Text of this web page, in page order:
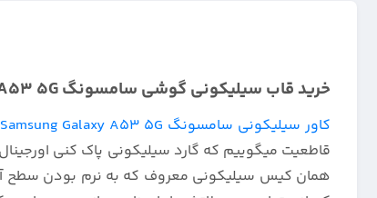
خرید قاب سیلیکونی گوشی سامسونگ Galaxy A53 5G زیر بسته تک رنگ :
کاور سیلیکونی سامسونگ Samsung Galaxy A53 5G
قاطعیت میگوییم که گارد سیلیکونی پاک کنی اورجینال
همان کیس سیلیکونی معروف که به نرم بودن سطح آن